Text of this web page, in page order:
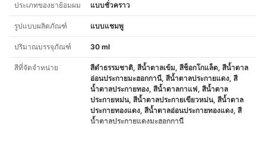
ประเภทของยาย้อมผม แบบชั่วคราว
รูปแบบผลิตภัณฑ์ แบบแชมพู
ปริมาณบรรจุภัณฑ์ 30 ml
สีที่จัดจำหน่าย
สีดำธรรมชาติ, สีน้ำตาลเข้ม, สีช็อกโกแล็ต, สีน้ำตาล
อ่อนประกายมะฮอกกานี, สีน้ำตาลประกายแดง, สี
น้ำตาลประกายทอง, สีน้ำตาลกาแฟ, สีน้ำตาล
ประกายหม่น, สีน้ำตาลประกายเขียวหม่น, สีน้ำตาล
ประกายทองแดง, สีน้ำตาลอ่อนประกายทองแดง, สี
น้ำตาลประกายแดงมะฮอกกานี